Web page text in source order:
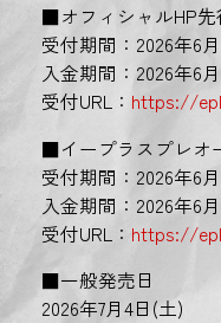
■オフィシャルHP先
受付期間：2026年6
入金期間：2026年6
受付URL： https://
■イープラスプレオ
受付期間：2026年6
入金期間：2026年6
受付URL： https://
■一般発売日
2026年7月4日(土)